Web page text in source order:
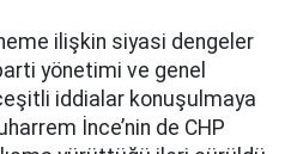
ilişkin siyasi dengeler
yönetimi ve genel
iddialar konuşulmaya
İnce’nin de CHP